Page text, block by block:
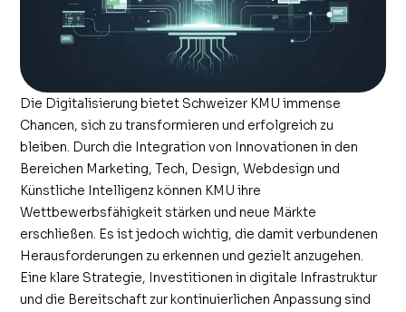
Die Digitalisierung bietet Schweizer KMU immense
Chancen, sich zu transformieren und erfolgreich zu
bleiben. Durch die Integration von Innovationen in den
Bereichen Marketing, Tech, Design, Webdesign und
Künstliche Intelligenz können KMU ihre
Wettbewerbsfähigkeit stärken und neue Märkte
erschließen. Es ist jedoch wichtig, die damit verbundenen
Herausforderungen zu erkennen und gezielt anzugehen.
Eine klare Strategie, Investitionen in digitale Infrastruktur
und die Bereitschaft zur kontinuierlichen Anpassung sind